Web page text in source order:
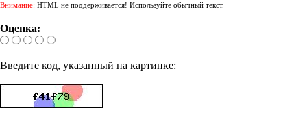
Внимание: HTML не поддерживается! Используйте обычный текст.
Оценка:
Введите код, указанный на картинке: